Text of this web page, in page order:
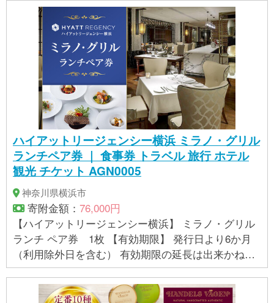
マイ、特製シウマイ、えびシウマイの製造ラインで
は特定原材料のうち、乳成分、かにを含む製品を生
産しています。 ■もち米シウマイの製造ラインでは特
定原材料のうち、卵を含む製品を生産しています。 ※
表示内容に関しては各事業者の指定に基づき掲載し
ており、一切の内容を保証するものではございませ
ん。 ※ご不明の点がございましたら事業者まで直接お
問い合わせ下さい。
ハイアットリージェンシー横浜 ミラノ・グリル
ランチペア券 ｜ 食事券 トラベル 旅行 ホテル
観光 チケット AGN0005
神奈川県横浜市
寄附金額： 76,000円
【ハイアットリージェンシー横浜】 ミラノ・グリル
ランチ ペア券 1枚 【有効期限】 発行日より6か月
（利用除外日を含む） 有効期限の延長は出来かねま
す。